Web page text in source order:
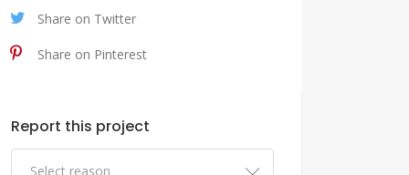
Share on Twitter
Share on Pinterest
Report this project